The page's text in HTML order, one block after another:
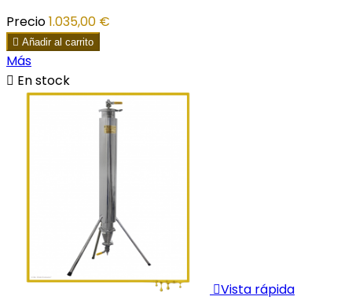
Precio1.035,00 €
 Añadir al carrito
Más
 En stock
Vista rápida